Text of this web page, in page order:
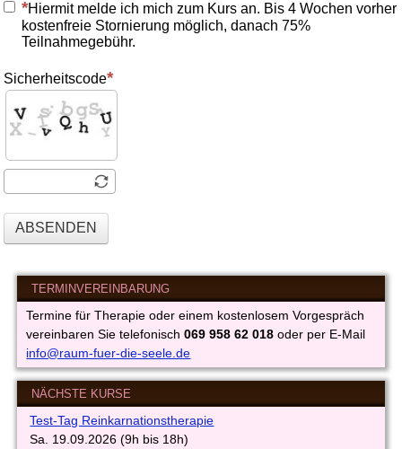
Hiermit melde ich mich zum Kurs an. Bis 4 Wochen vorher
kostenfreie Stornierung möglich, danach 75%
Teilnahmegebühr.
Sicherheitscode
ABSENDEN
TERMINVEREINBARUNG
Termine für Therapie oder einem kostenlosem Vorgespräch
vereinbaren Sie telefonisch069 958 62 018 oder per E-Mail
info@raum-fuer-die-seele.de
NÄCHSTE KURSE
Test-Tag Reinkarnationstherapie
Sa. 19.09.2026 (9h bis 18h)